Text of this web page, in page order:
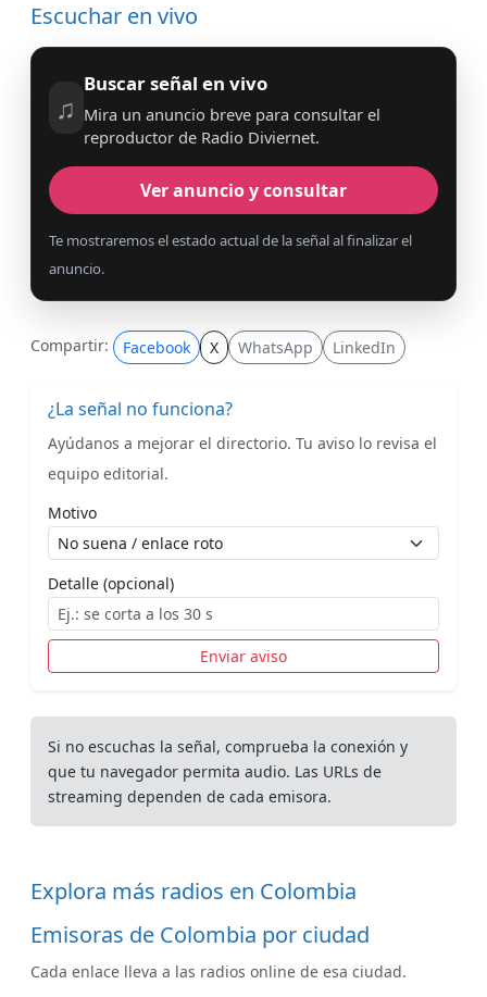
Escuchar en vivo
♫
Buscar señal en vivo
Mira un anuncio breve para consultar el
reproductor de Radio Diviernet.
Ver anuncio y consultar
Te mostraremos el estado actual de la señal al finalizar el
anuncio.
Compartir: Facebook X WhatsApp LinkedIn
¿La señal no funciona?
Ayúdanos a mejorar el directorio. Tu aviso lo revisa el
equipo editorial.
Motivo
Detalle (opcional)
Enviar aviso
Si no escuchas la señal, comprueba la conexión y
que tu navegador permita audio. Las URLs de
streaming dependen de cada emisora.
Explora más radios en Colombia
Emisoras de Colombia por ciudad
Cada enlace lleva a las radios online de esa ciudad.